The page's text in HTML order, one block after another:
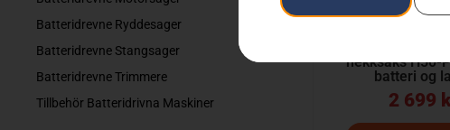
Batteridrevne Ryddesager
Batteridrevne Stangsager
Batteridrevne Trimmere
Tillbehör Batteridrivna Maskiner
hekksaks H50-
batteri og
2 699